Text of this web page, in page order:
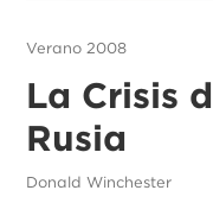
Verano 2008
La Crisis
Rusia
Donald Winchester